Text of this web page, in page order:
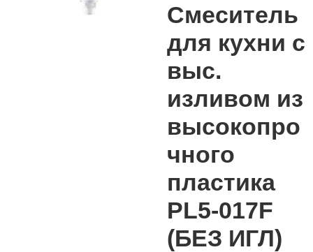
Смеситель
для кухни с
выс.
изливом из
высокопро
чного
пластика
PL5-017F
(БЕЗ ИГЛ)